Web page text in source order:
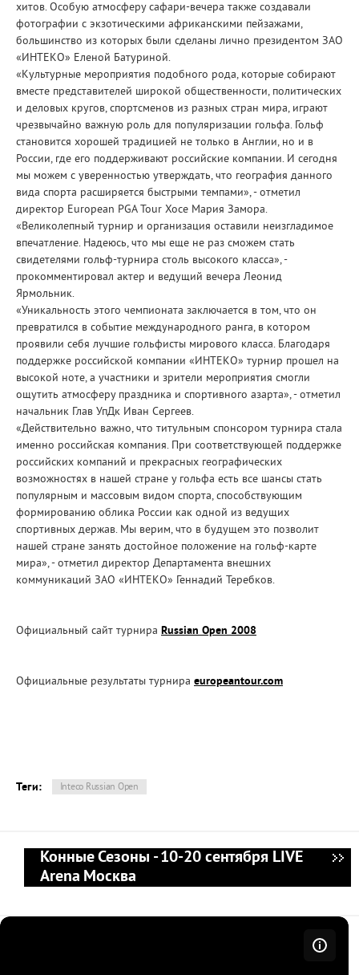
хитов. Особую атмосферу сафари-вечера также создавали
фотографии с экзотическими африканскими пейзажами,
большинство из которых были сделаны лично президентом ЗАО
«ИНТЕКО» Еленой Батуриной.
«Культурные мероприятия подобного рода, которые собирают
вместе представителей широкой общественности, политических
и деловых кругов, спортсменов из разных стран мира, играют
чрезвычайно важную роль для популяризации гольфа. Гольф
становится хорошей традицией не только в Англии, но и в
России, где его поддерживают российские компании. И сегодня
мы можем с уверенностью утверждать, что география данного
вида спорта расширяется быстрыми темпами», - отметил
директор European PGA Tour Хосе Мария Замора.
«Великолепный турнир и организация оставили неизгладимое
впечатление. Надеюсь, что мы еще не раз сможем стать
свидетелями гольф-турнира столь высокого класса», -
прокомментировал актер и ведущий вечера Леонид
Ярмольник.
«Уникальность этого чемпионата заключается в том, что он
превратился в событие международного ранга, в котором
проявили себя лучшие гольфисты мирового класса. Благодаря
поддержке российской компании «ИНТЕКО» турнир прошел на
высокой ноте, а участники и зрители мероприятия смогли
ощутить атмосферу праздника и спортивного азарта», - отметил
начальник Глав УпДк Иван Сергеев.
«Действительно важно, что титульным спонсором турнира стала
именно российская компания. При соответствующей поддержке
российских компаний и прекрасных географических
возможностях в нашей стране у гольфа есть все шансы стать
популярным и массовым видом спорта, способствующим
формированию облика России как одной из ведущих
спортивных держав. Мы верим, что в будущем это позволит
нашей стране занять достойное положение на гольф-карте
мира», - отметил директор Департамента внешних
коммуникаций ЗАО «ИНТЕКО» Геннадий Теребков.
Официальный сайт турнира Russian Open 2008
Официальные результаты турнира europeantour.com
Теги: Inteco Russian Open
Конные Сезоны - 10-20 сентября LIVE
Arena Москва